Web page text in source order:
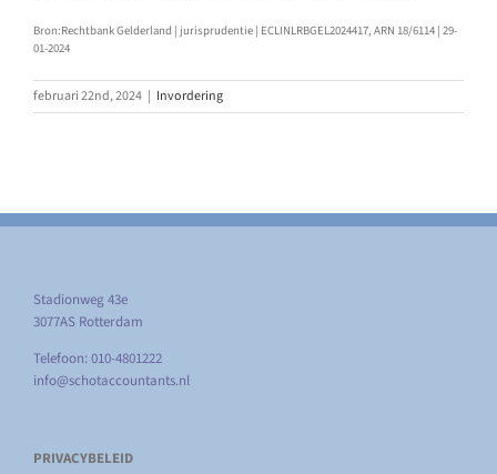
Bron:Rechtbank Gelderland | jurisprudentie | ECLINLRBGEL2024417, ARN 18/6114 | 29-
01-2024
februari 22nd, 2024 | Invordering
Stadionweg 43e
3077AS Rotterdam
Telefoon: 010-4801222
info@schotaccountants.nl
PRIVACYBELEID